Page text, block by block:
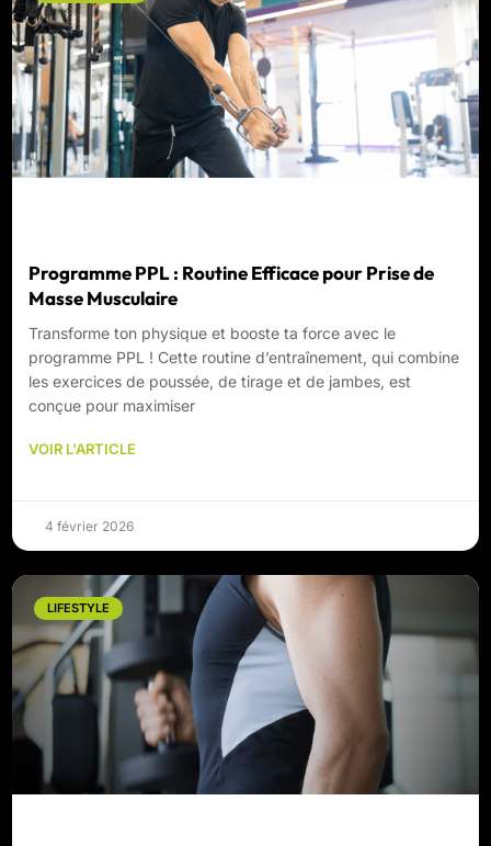
Programme PPL : Routine Efficace pour Prise de
Masse Musculaire
Transforme ton physique et booste ta force avec le
programme PPL ! Cette routine d’entraînement, qui combine
les exercices de poussée, de tirage et de jambes, est
conçue pour maximiser
VOIR L'ARTICLE
4 février 2026
LIFESTYLE